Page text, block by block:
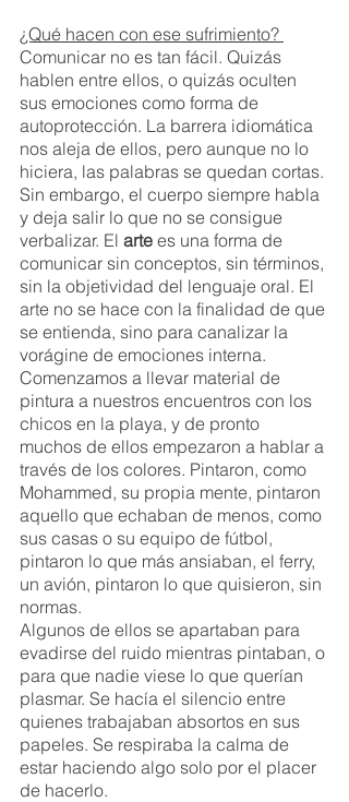
¿Qué hacen con ese sufrimiento?
Comunicar no es tan fácil. Quizás
hablen entre ellos, o quizás oculten
sus emociones como forma de
autoprotección. La barrera idiomática
nos aleja de ellos, pero aunque no lo
hiciera, las palabras se quedan cortas.
Sin embargo, el cuerpo siempre habla
y deja salir lo que no se consigue
verbalizar. El arte es una forma de
comunicar sin conceptos, sin términos,
sin la objetividad del lenguaje oral. El
arte no se hace con la finalidad de que
se entienda, sino para canalizar la
vorágine de emociones interna.
Comenzamos a llevar material de
pintura a nuestros encuentros con los
chicos en la playa, y de pronto
muchos de ellos empezaron a hablar a
través de los colores. Pintaron, como
Mohammed, su propia mente, pintaron
aquello que echaban de menos, como
sus casas o su equipo de fútbol,
pintaron lo que más ansiaban, el ferry,
un avión, pintaron lo que quisieron, sin
normas.
Algunos de ellos se apartaban para
evadirse del ruido mientras pintaban, o
para que nadie viese lo que querían
plasmar. Se hacía el silencio entre
quienes trabajaban absortos en sus
papeles. Se respiraba la calma de
estar haciendo algo solo por el placer
de hacerlo.